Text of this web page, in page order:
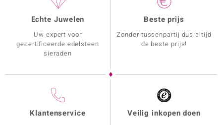
Echte Juwelen
Uw expert voor
gecertificeerde edelsteen
sieraden
Beste prijs
Zonder tussenpartij dus altijd
de beste prijs!
Klantenservice Veilig inkopen doen